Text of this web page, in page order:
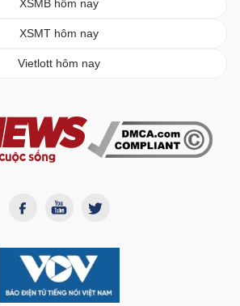
XSMB hôm nay
XSMT hôm nay
Vietlott hôm nay